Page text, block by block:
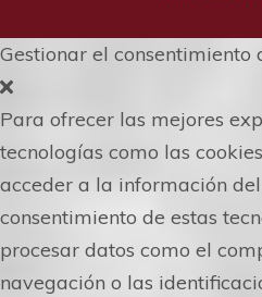
Gestionar el consentimiento
Para ofrecer las mejores
tecnologías como las
acceder a la información
consentimiento de estas
procesar datos como el
navegación o las